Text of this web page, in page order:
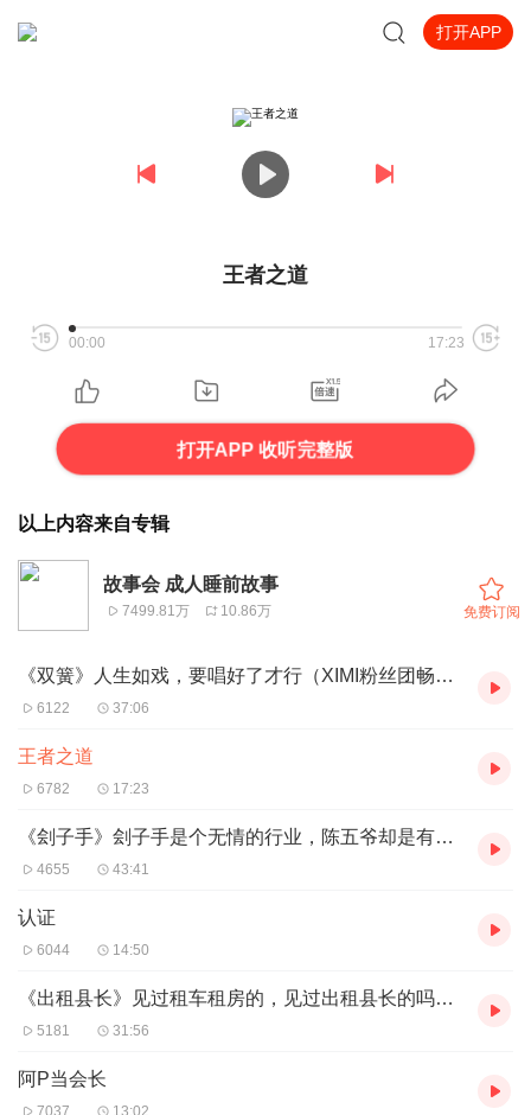
打开APP
王者之道
00:00 17:23
打开APP 收听完整版
以上内容来自专辑
故事会 成人睡前故事
7499.81万 10.86万 免费订阅
《双簧》人生如戏，要唱好了才行（XIMI粉丝团畅听）
6122 37:06
王者之道
6782 17:23
《刽子手》刽子手是个无情的行业，陈五爷却是有情有义的人（XIMI粉丝团畅听）
4655 43:41
认证
6044 14:50
《出租县长》见过租车租房的，见过出租县长的吗（XIMI粉丝团畅听）
5181 31:56
阿P当会长
7037 13:02